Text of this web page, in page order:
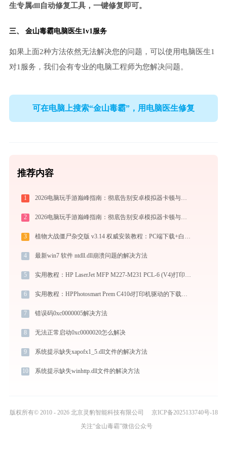
生专属dll自动修复工具，一键修复即可。
三、 金山毒霸电脑医生1v1服务
如果上面2种方法依然无法解决您的问题，可以使用电脑医生1
对1服务，我们会有专业的电脑工程师为您解决问题。
可在电脑上搜索“金山毒霸”，用电脑医生修复
推荐内容
1 2026电脑玩手游巅峰指南：彻底告别安卓模拟器卡顿与捆绑，体验官方原生多端互通
2 2026电脑玩手游巅峰指南：彻底告别安卓模拟器卡顿与捆绑，体验官方原生多端互通
3 植物大战僵尸杂交版 v3.14 权威安装教程：PC端下载+白屏闪退完美解决
4 最新win7 软件 ntdll.dll崩溃问题的解决方法
5 实用教程：HP LaserJet MFP M227-M231 PCL-6 (V4)打印机驱动的下载与安装技巧
6 实用教程：HPPhotosmart Prem C410d打印机驱动的下载与安装技巧
7 错误码0xc0000005解决方法
8 无法正常启动0xc0000020怎么解决
9 系统提示缺失xapofx1_5.dll文件的解决方法
10 系统提示缺失winhttp.dll文件的解决方法
版权所有© 2010 - 2026 北京灵豹智能科技有限公司
京ICP备2025133740号-18
关注“金山毒霸”微信公众号